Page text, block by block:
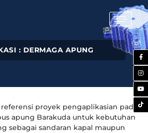
: DERMAGA APUNG
proyek pengaplikasian pada
apung Barakuda untuk kebutuhan
sebagai sandaran kapal maupun